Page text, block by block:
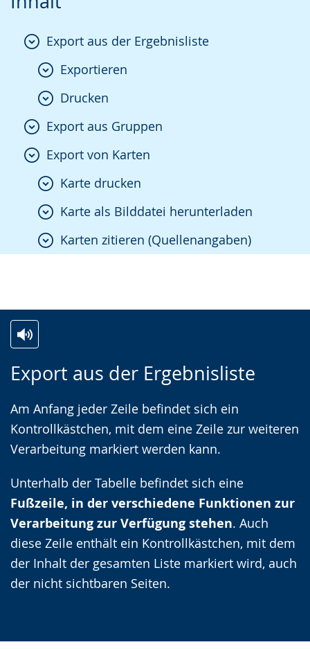
Export aus der Ergebnisliste
Exportieren
Drucken
Export aus Gruppen
Export von Karten
Karte drucken
Karte als Bilddatei herunterladen
Karten zitieren (Quellenangaben)
Export aus der Ergebnisliste
Am Anfang jeder Zeile befindet sich ein
Kontrollkästchen, mit dem eine Zeile zur weiteren
Verarbeitung markiert werden kann.
Unterhalb der Tabelle befindet sich eine
Fußzeile, in der verschiedene Funktionen zur
Verarbeitung zur Verfügung stehen. Auch
diese Zeile enthält ein Kontrollkästchen, mit dem
der Inhalt der gesamten Liste markiert wird, auch
der nicht sichtbaren Seiten.
Leichten
wechseln.
Audio-
Video
Deutscher
Gebärdensprache
wird
angezeigt.